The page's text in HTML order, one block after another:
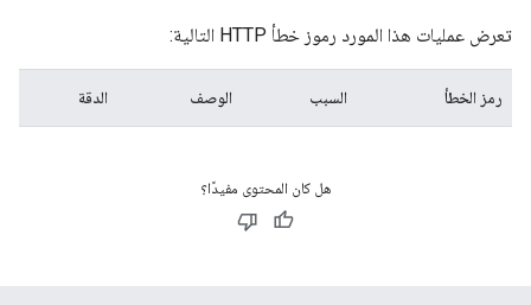
تعرض عمليات هذا المورد رموز خطأ HTTP التالية:
رمز الخطأ السبب الوصف الدقة
هل كان المحتوى مفيدًا؟